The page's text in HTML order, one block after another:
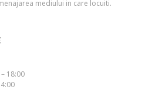
mediului in care locuiti.
18:00